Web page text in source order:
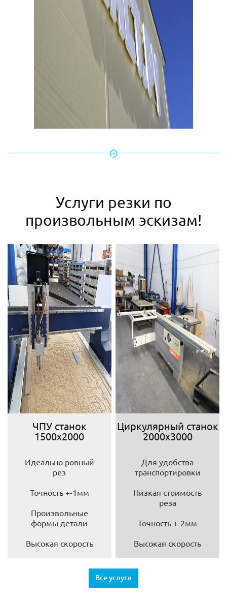
Услуги резки по
произвольным эскизам!
ЧПУ станок
1500х2000
Идеально ровный
рез
Точность +-1мм
Произвольные
формы детали
Высокая скорость
Циркулярный станок
2000х3000
Для удобства
транспортировки
Низкая стоимость
реза
Точность +-2мм
Высокая скорость
Все услуги